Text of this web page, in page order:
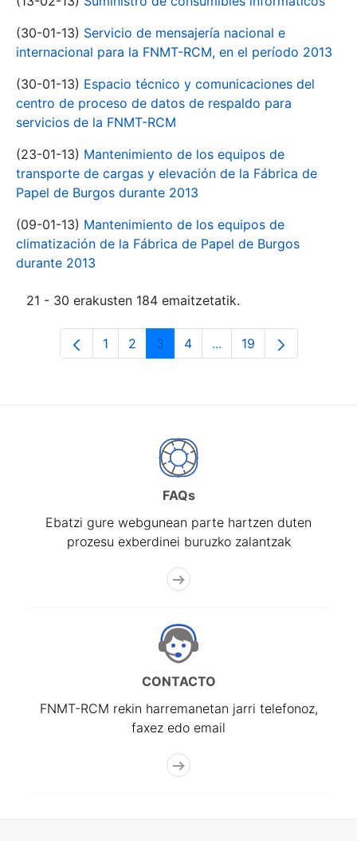
(30-01-13) Servicio de mensajería nacional e
internacional para la FNMT-RCM, en el período 2013
(30-01-13) Espacio técnico y comunicaciones del
centro de proceso de datos de respaldo para
servicios de la FNMT-RCM
(23-01-13) Mantenimiento de los equipos de
transporte de cargas y elevación de la Fábrica de
Papel de Burgos durante 2013
(09-01-13) Mantenimiento de los equipos de
climatización de la Fábrica de Papel de Burgos
durante 2013
21 - 30 erakusten 184 emaitzetatik.
Orrialdea
1 Orrialdea
2 Orrialdea
3 Orrialdea
4 ...Intermediate Pages
Orrialdea
19
FAQs
Ebatzi gure webgunean parte hartzen duten
prozesu exberdinei buruzko zalantzak
CONTACTO
FNMT-RCM rekin harremanetan jarri telefonoz,
faxez edo email